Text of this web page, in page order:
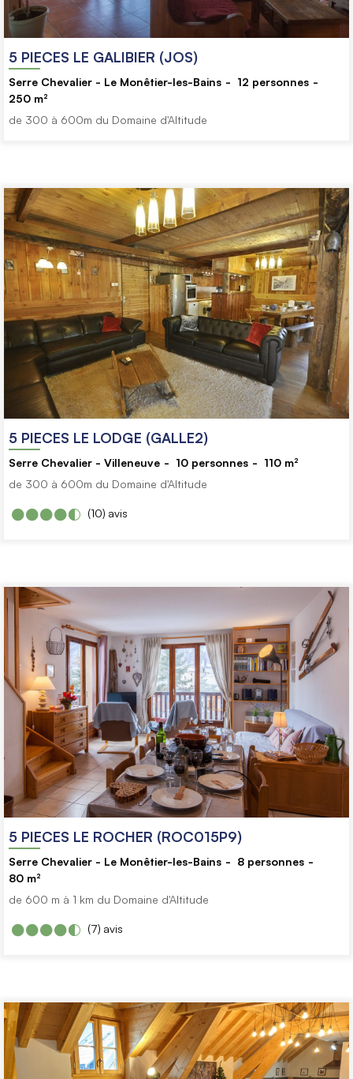
5 PIECES LE GALIBIER (JOS)
Serre Chevalier - Le Monêtier-les-Bains 12 personnes
250 m²
de 300 à 600m du Domaine d'Altitude
5 PIECES LE LODGE (GALLE2)
Serre Chevalier - Villeneuve 10 personnes 110 m²
de 300 à 600m du Domaine d'Altitude
avis
(10)
5 PIECES LE ROCHER (ROC015P9)
Serre Chevalier - Le Monêtier-les-Bains 8 personnes
80 m²
de 600 m à 1 km du Domaine d'Altitude
avis
(7)